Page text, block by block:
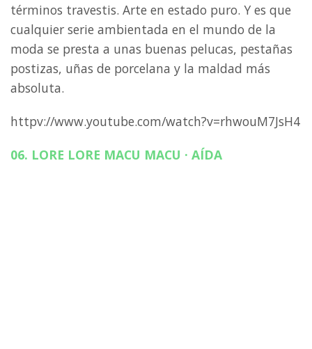
términos travestis. Arte en estado puro. Y es que
cualquier serie ambientada en el mundo de la
moda se presta a unas buenas pelucas, pestañas
postizas, uñas de porcelana y la maldad más
absoluta.
httpv://www.youtube.com/watch?v=rhwouM7JsH4
06. LORE LORE MACU MACU · AÍDA